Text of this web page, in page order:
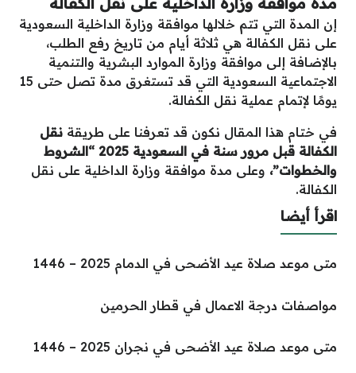
إن المدة التي تتم خلالها موافقة وزارة الداخلية السعودية
على نقل الكفالة هي ثلاثة أيام من تاريخ رفع الطلب،
بالإضافة إلى موافقة وزارة الموارد البشرية والتنمية
الاجتماعية السعودية التي قد تستغرق مدة تصل حتى 15
يومًا لإتمام عملية نقل الكفالة.
في ختام هذا المقال نكون قد تعرفنا على طريقة نقل
الكفالة قبل مرور سنة في السعودية 2025 “الشروط
والخطوات”، وعلى مدة موافقة وزارة الداخلية على نقل
الكفالة.
اقرأ أيضا
متى موعد صلاة عيد الأضحى في الدمام 2025 – 1446
مواصفات درجة الاعمال في قطار الحرمين
متى موعد صلاة عيد الأضحى في نجران 2025 – 1446